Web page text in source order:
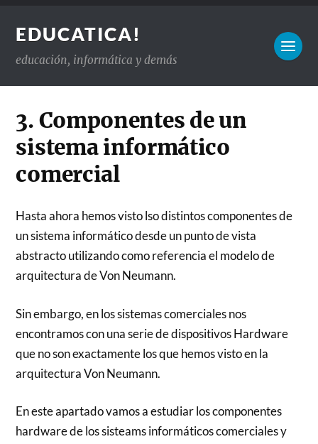
EDUCATICA!
educación, informática y demás
3. Componentes de un
sistema informático
comercial
Hasta ahora hemos visto lso distintos componentes de
un sistema informático desde un punto de vista
abstracto utilizando como referencia el modelo de
arquitectura de Von Neumann.
Sin embargo, en los sistemas comerciales nos
encontramos con una serie de dispositivos Hardware
que no son exactamente los que hemos visto en la
arquitectura Von Neumann.
En este apartado vamos a estudiar los componentes
hardware de los sisteams informáticos comerciales y